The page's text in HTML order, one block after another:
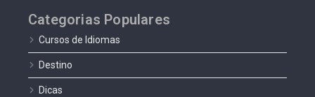
Categorias Populares
Cursos de Idiomas
Destino
Dicas